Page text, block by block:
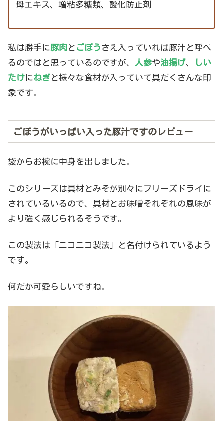
母エキス、増粘多糖類、酸化防止剤
私は勝手に豚肉 と ごぼう さえ入っていれば豚汁と呼べ
るのではと思っているのですが、 人参や油揚げ、
しい
たけにねぎと様々な食材が入っていて具だくさんな印
象です。
ごぼうがいっぱい入った豚汁ですのレビュー
袋からお椀に中身を出しました。
このシリーズは具材とみそが別々にフリーズドライに
されているいるので、具材とお味噌それぞれの風味が
より強く感じられるそうです。
この製法は「ニコニコ製法」と名付けられているよう
です。
何だか可愛らしいですね。